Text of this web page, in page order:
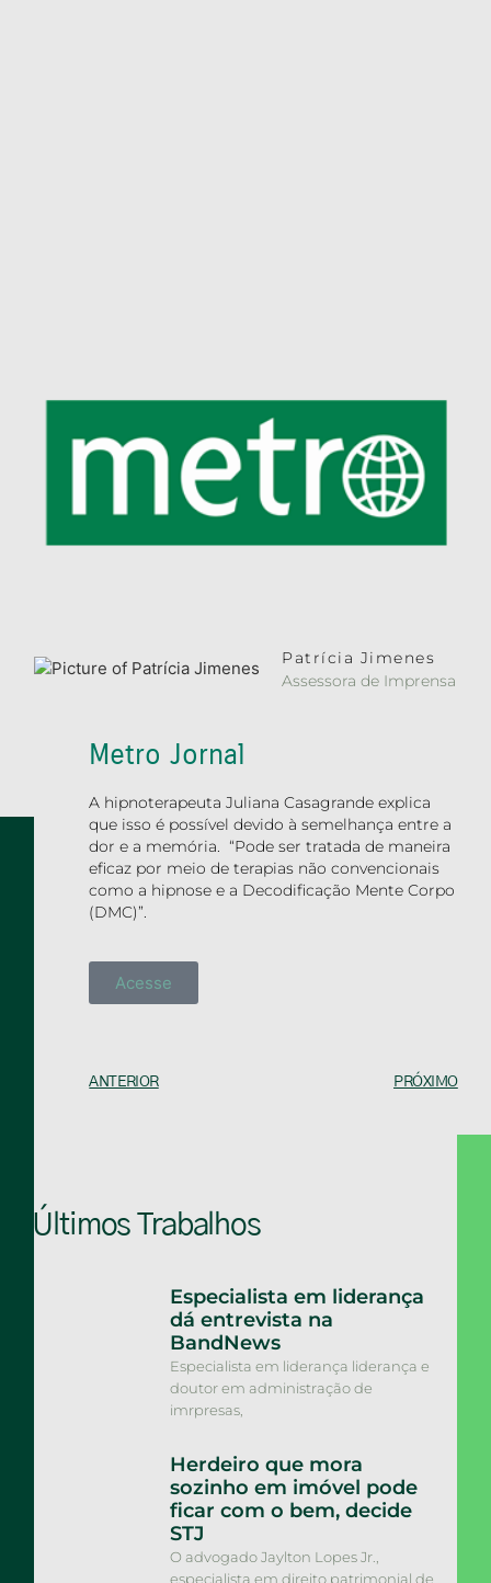
Patrícia Jimenes
Assessora de Imprensa
Metro Jornal
A hipnoterapeuta Juliana Casagrande explica
que isso é possível devido à semelhança entre a
dor e a memória. “Pode ser tratada de maneira
eficaz por meio de terapias não convencionais
como a hipnose e a Decodificação Mente Corpo
(DMC)”.
Acesse
ANTERIOR PRÓXIMO
Últimos Trabalhos
Especialista em liderança
dá entrevista na
BandNews
Especialista em liderança liderança e
doutor em administração de
imrpresas,
Herdeiro que mora
sozinho em imóvel pode
ficar com o bem, decide
STJ
O advogado Jaylton Lopes Jr.,
especialista em direito patrimonial de